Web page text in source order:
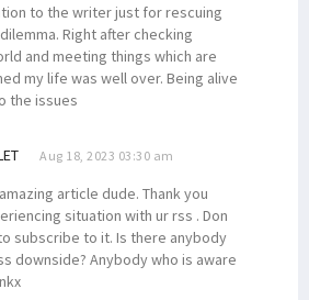
to the writer just for rescuing
Right after checking
and meeting things which are
my life was well over. Being alive
the issues
Aug 18, 2023 03:30 am
article dude. Thank you
situation with ur rss . Don
subscribe to it. Is there anybody
downside? Anybody who is aware